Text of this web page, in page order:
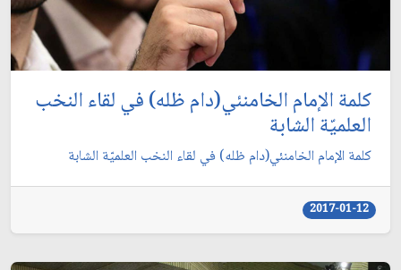
كلمة الإمام الخامنئي(دام ظله) في لقاء النخب
العلميّة الشابة
كلمة الإمام الخامنئي(دام ظله) في لقاء النخب العلميّة الشابة
2017-01-12